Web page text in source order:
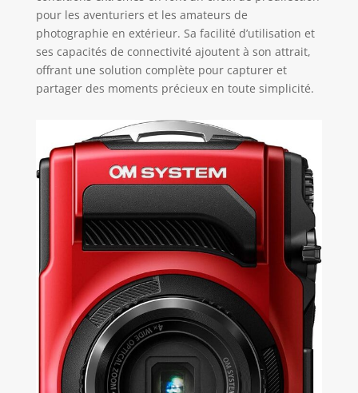
pour les aventuriers et les amateurs de
photographie en extérieur. Sa facilité d’utilisation et
ses capacités de connectivité ajoutent à son attrait,
offrant une solution complète pour capturer et
partager des moments précieux en toute simplicité.